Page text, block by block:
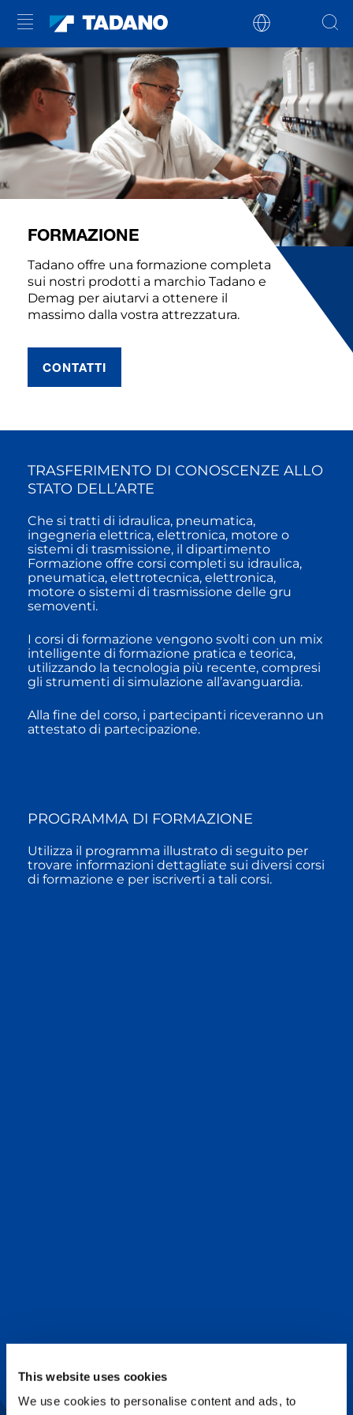
This website uses cookies
We use cookies to personalise content and ads, to
FORMAZIONE
Tadano offre una formazione completa
sui nostri prodotti a marchio Tadano e
Demag per aiutarvi a ottenere il
massimo dalla vostra attrezzatura.
CONTATTI
TRASFERIMENTO DI CONOSCENZE ALLO
STATO DELL’ARTE
Che si tratti di idraulica, pneumatica,
ingegneria elettrica, elettronica, motore o
sistemi di trasmissione, il dipartimento
Formazione offre corsi completi su idraulica,
pneumatica, elettrotecnica, elettronica,
motore o sistemi di trasmissione delle gru
semoventi.
I corsi di formazione vengono svolti con un mix
intelligente di formazione pratica e teorica,
utilizzando la tecnologia più recente, compresi
gli strumenti di simulazione all’avanguardia.
Alla fine del corso, i partecipanti riceveranno un
attestato di partecipazione.
PROGRAMMA DI FORMAZIONE
Utilizza il programma illustrato di seguito per
trovare informazioni dettagliate sui diversi corsi
di formazione e per iscriverti a tali corsi.
FORMAZIONE TADANO